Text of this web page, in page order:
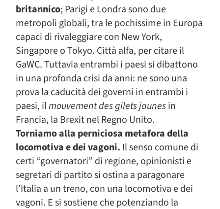
britannico; Parigi e Londra sono due
metropoli globali, tra le pochissime in Europa
capaci di rivaleggiare con New York,
Singapore o Tokyo. Città alfa, per citare il
GaWC. Tuttavia entrambi i paesi si dibattono
in una profonda crisi da anni: ne sono una
prova la caducità dei governi in entrambi i
paesi, ilmouvement des gilets jaunesin
Francia, la Brexit nel Regno Unito.
Torniamo alla perniciosa metafora della
locomotiva e dei vagoni. Il senso comune di
certi “governatori” di regione, opinionisti e
segretari di partito si ostina a paragonare
l’Italia a un treno, con una locomotiva e dei
vagoni. E si sostiene che potenziando la